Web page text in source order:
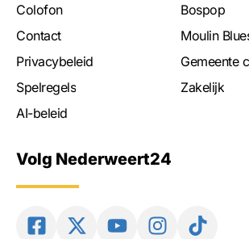
Colofon
Contact
Privacybeleid
Spelregels
AI-beleid
Bospop
Moulin
Gemeente
Zakelijk
Volg Nederweert24